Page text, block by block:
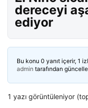
dereceyi
ediyor
Bu konu 0 yanıt içerir, 1
admin tarafından
1 yazı görüntüleniyor